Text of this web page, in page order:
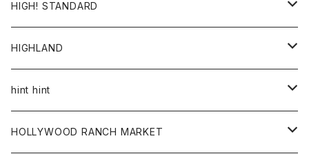
帽子
HIGH! STANDARD
アウター
ジャケット
トップス
シャツ
ボトム
HIGHLAND
帽子
hint hint
ストール
HOLLYWOOD RANCH MARKET